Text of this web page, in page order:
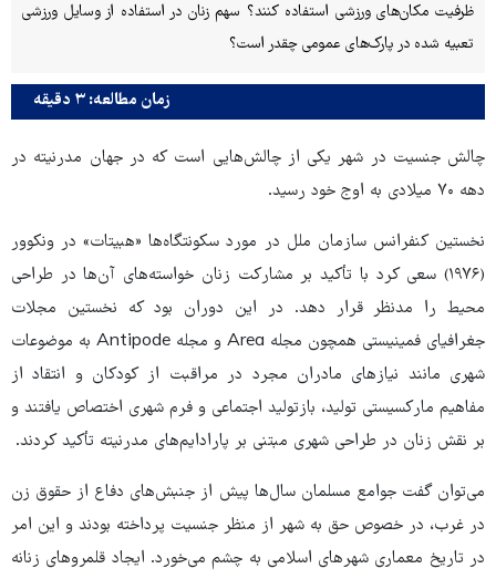
ظرفیت مکان‌های ورزشی استفاده کنند؟ سهم زنان در استفاده از وسایل ورزشی
تعبیه شده در پارک‌های عمومی چقدر است؟
زمان مطالعه: ۳ دقیقه
چالش جنسیت در شهر یکی از چالش‌هایی است که در جهان مدرنیته در
دهه ۷۰ میلادی به اوج خود رسید.
نخستین کنفرانس سازمان ملل در مورد سکونتگاه‌ها «هبیتات» در ونکوور
(۱۹۷۶) سعی کرد با تأکید بر مشارکت زنان خواسته‌های آن‌ها در طراحی
محیط را مدنظر قرار دهد. در این دوران بود که نخستین مجلات
جغرافیای فمینیستی همچون مجله Area و مجله Antipode به موضوعات
شهری مانند نیازهای مادران مجرد در مراقبت از کودکان و انتقاد از
مفاهیم مارکسیستی تولید، بازتولید اجتماعی و فرم شهری اختصاص یافتند و
بر نقش زنان در طراحی شهری مبتنی بر پارادایم‌های مدرنیته تأکید کردند.
می‌توان گفت جوامع مسلمان سال‌ها پیش از جنبش‌های دفاع از حقوق زن
در غرب، در خصوص حق به شهر از منظر جنسیت پرداخته بودند و این امر
در تاریخ معماری شهرهای اسلامی به چشم می‌خورد. اﯾﺠﺎد ﻗﻠﻤﺮوﻫﺎی زﻧﺎﻧﻪ